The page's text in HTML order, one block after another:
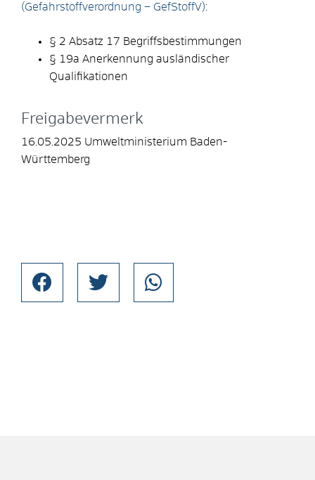
(Gefahrstoffverordnung – GefStoffV):
§ 2 Absatz 17 Begriffsbestimmungen
§ 19a Anerkennung ausländischer
Qualifikationen
Freigabevermerk
16.05.2025 Umweltministerium Baden-
Württemberg